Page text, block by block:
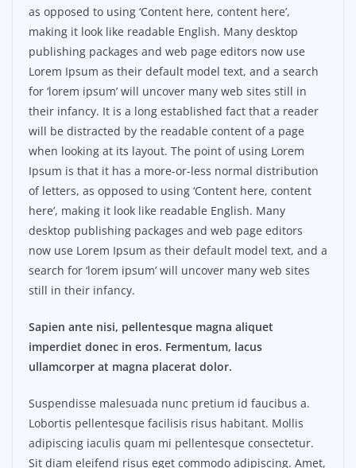
as opposed to using ‘Content here, content here’,
making it look like readable English. Many desktop
publishing packages and web page editors now use
Lorem Ipsum as their default model text, and a search
for ‘lorem ipsum’ will uncover many web sites still in
their infancy. It is a long established fact that a reader
will be distracted by the readable content of a page
when looking at its layout. The point of using Lorem
Ipsum is that it has a more-or-less normal distribution
of letters, as opposed to using ‘Content here, content
here’, making it look like readable English. Many
desktop publishing packages and web page editors
now use Lorem Ipsum as their default model text, and a
search for ‘lorem ipsum’ will uncover many web sites
still in their infancy.
Sapien ante nisi, pellentesque magna aliquet
imperdiet donec in eros. Fermentum, lacus
ullamcorper at magna placerat dolor.
Suspendisse malesuada nunc pretium id faucibus a.
Lobortis pellentesque facilisis risus habitant. Mollis
adipiscing iaculis quam mi pellentesque consectetur.
Sit diam eleifend risus eget commodo adipiscing. Amet,